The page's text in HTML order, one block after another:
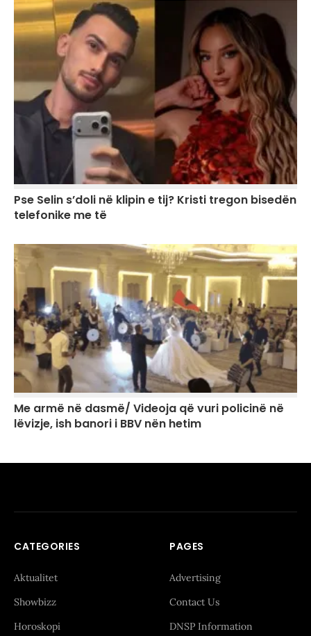
Pse Selin s’doli në klipin e tij? Kristi tregon bisedën
telefonike me të
Me armë në dasmë/ Videoja që vuri policinë në
lëvizje, ish banori i BBV nën hetim
CATEGORIES
Aktualitet
Showbizz
Horoskopi
PAGES
Advertising
Contact Us
DNSP Information